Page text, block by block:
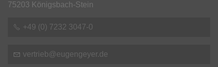
75203 Königsbach-Stein
+49 (0) 7232 3047-0
v rtr b g ng y r d